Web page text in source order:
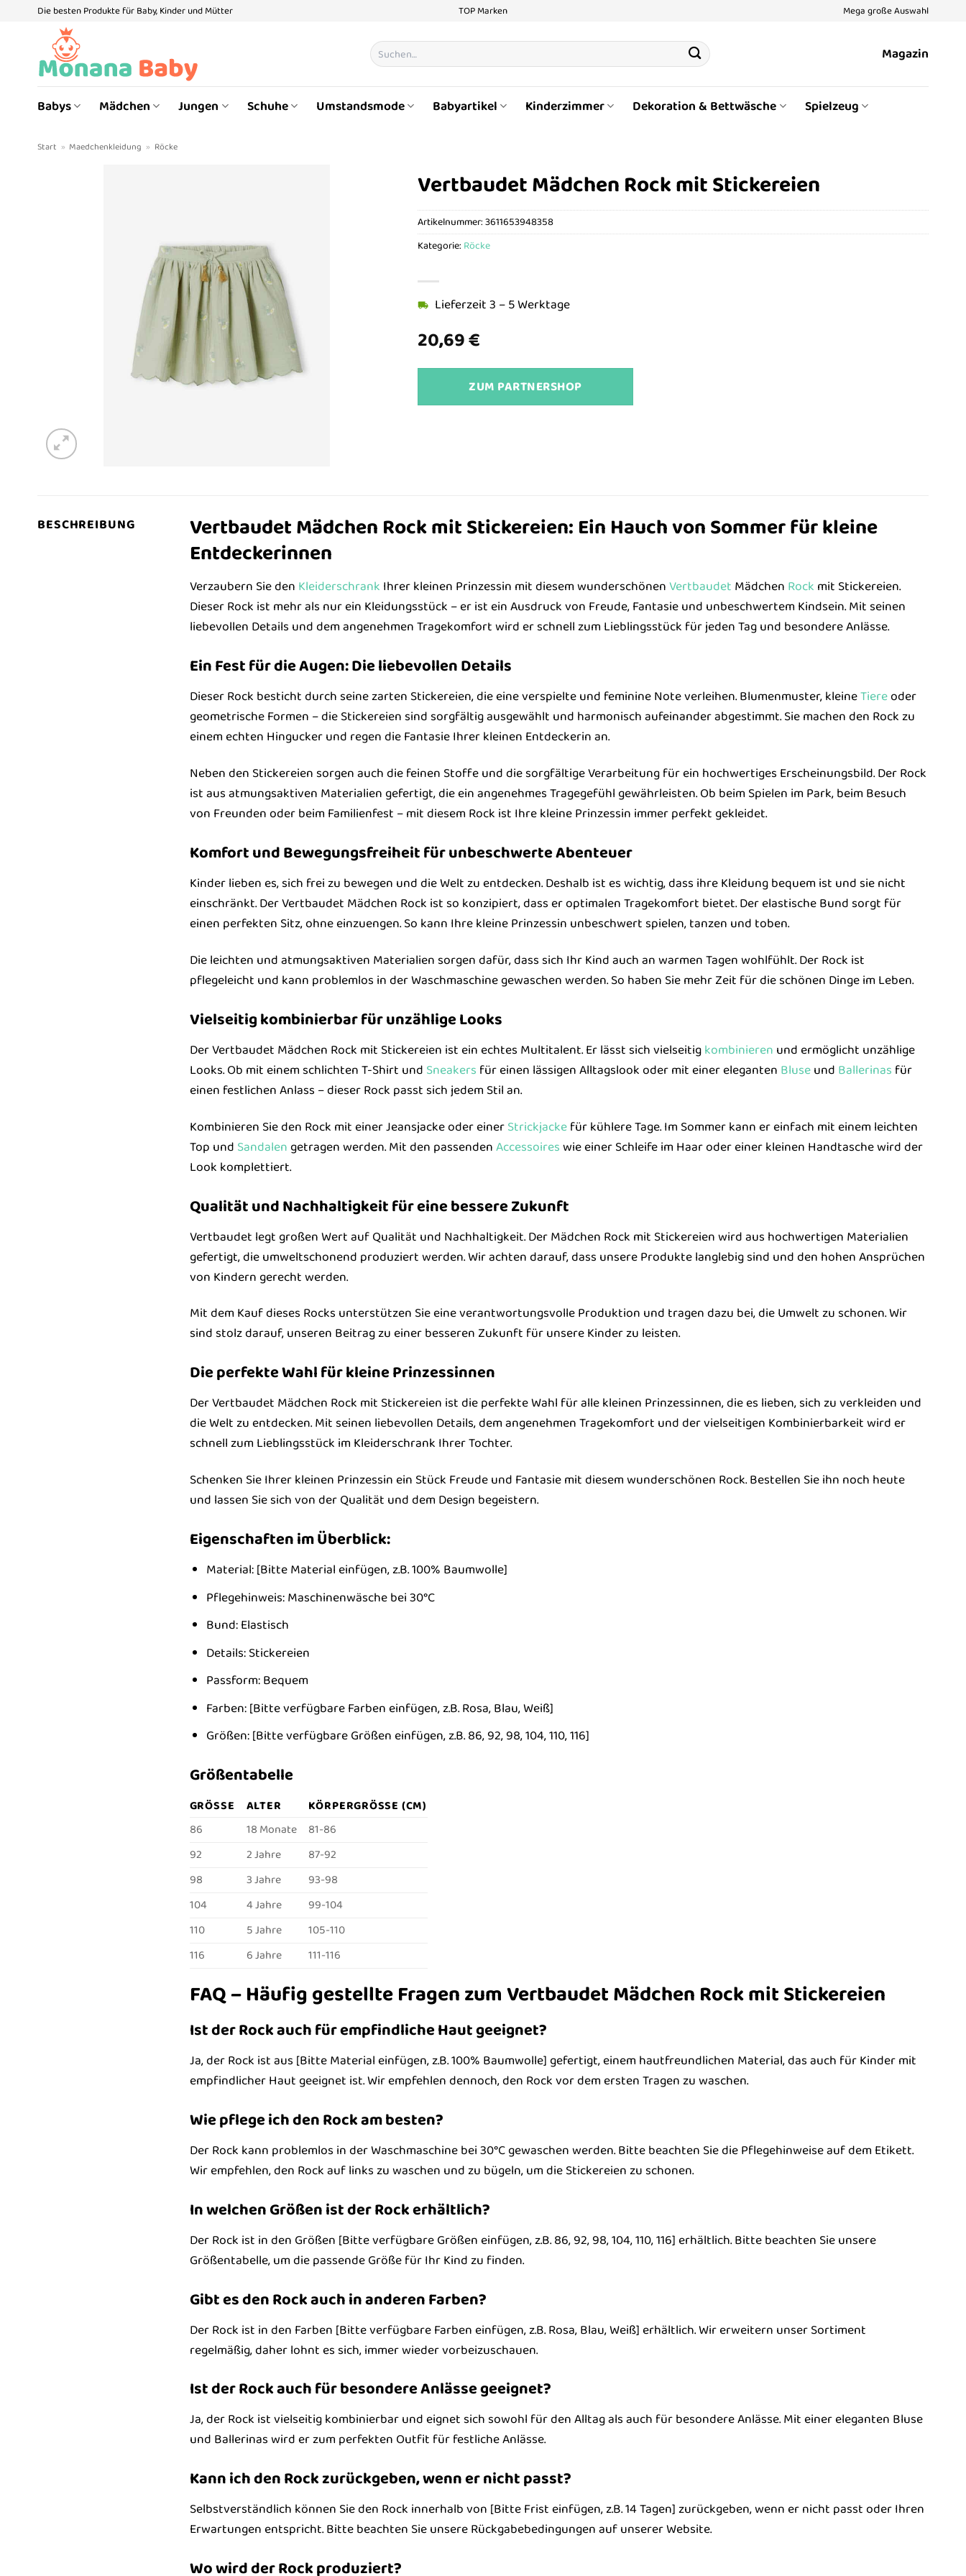
Die besten Produkte für Baby, Kinder und Mütter TOP Marken Mega große Auswahl
Suchen
nach:
Magazin
Babys Mädchen Jungen Schuhe Umstandsmode Babyartikel Kinderzimmer Dekoration & Bettwäsche Spielzeug
Start » Maedchenkleidung » Röcke
Vertbaudet Mädchen Rock mit Stickereien
20,69€
Lieferzeit 3 – 5 Werktage
ZUM PARTNERSHOP
Artikelnummer:3611653948358
Kategorie: Röcke
BESCHREIBUNG
Vertbaudet Mädchen Rock mit Stickereien: Ein Hauch von Sommer für kleine
Entdeckerinnen
Verzaubern Sie den Kleiderschrank Ihrer kleinen Prinzessin mit diesem wunderschönenVertbaudet Mädchen Rock mit Stickereien.
Dieser Rock ist mehr als nur ein Kleidungsstück – er ist ein Ausdruck von Freude, Fantasie und unbeschwertem Kindsein. Mit seinen
liebevollen Details und dem angenehmen Tragekomfort wird er schnell zum Lieblingsstück für jeden Tag und besondere Anlässe.
Ein Fest für die Augen: Die liebevollen Details
Dieser Rock besticht durch seine zarten Stickereien, die eine verspielte und feminine Note verleihen. Blumenmuster, kleineTiereoder
geometrische Formen – die Stickereien sind sorgfältig ausgewählt und harmonisch aufeinander abgestimmt. Sie machen den Rock zu
einem echten Hingucker und regen die Fantasie Ihrer kleinen Entdeckerin an.
Neben den Stickereien sorgen auch die feinen Stoffe und die sorgfältige Verarbeitung für ein hochwertiges Erscheinungsbild. Der Rock
ist aus atmungsaktiven Materialien gefertigt, die ein angenehmes Tragegefühl gewährleisten. Ob beim Spielen im Park, beim Besuch
von Freunden oder beim Familienfest – mit diesem Rock ist Ihre kleine Prinzessin immer perfekt gekleidet.
Komfort und Bewegungsfreiheit für unbeschwerte Abenteuer
Kinder lieben es, sich frei zu bewegen und die Welt zu entdecken. Deshalb ist es wichtig, dass ihre Kleidung bequem ist und sie nicht
einschränkt. Der Vertbaudet Mädchen Rock ist so konzipiert, dass er optimalen Tragekomfort bietet. Der elastische Bund sorgt für
einen perfekten Sitz, ohne einzuengen. So kann Ihre kleine Prinzessin unbeschwert spielen, tanzen und toben.
Die leichten und atmungsaktiven Materialien sorgen dafür, dass sich Ihr Kind auch an warmen Tagen wohlfühlt. Der Rock ist
pflegeleicht und kann problemlos in der Waschmaschine gewaschen werden. So haben Sie mehr Zeit für die schönen Dinge im Leben.
Vielseitig kombinierbar für unzählige Looks
Der Vertbaudet Mädchen Rock mit Stickereien ist ein echtes Multitalent. Er lässt sich vielseitigkombinieren und ermöglicht unzählige
Looks. Ob mit einem schlichten T-Shirt und Sneakers für einen lässigen Alltagslook oder mit einer eleganten Bluseund Ballerinas für
einen festlichen Anlass – dieser Rock passt sich jedem Stil an.
Kombinieren Sie den Rock mit einer Jeansjacke oder einerStrickjackefür kühlere Tage. Im Sommer kann er einfach mit einem leichten
Top und Sandalen getragen werden. Mit den passendenAccessoireswie einer Schleife im Haar oder einer kleinen Handtasche wird der
Look komplettiert.
Qualität und Nachhaltigkeit für eine bessere Zukunft
Vertbaudet legt großen Wert auf Qualität und Nachhaltigkeit. Der Mädchen Rock mit Stickereien wird aus hochwertigen Materialien
gefertigt, die umweltschonend produziert werden. Wir achten darauf, dass unsere Produkte langlebig sind und den hohen Ansprüchen
von Kindern gerecht werden.
Mit dem Kauf dieses Rocks unterstützen Sie eine verantwortungsvolle Produktion und tragen dazu bei, die Umwelt zu schonen. Wir
sind stolz darauf, unseren Beitrag zu einer besseren Zukunft für unsere Kinder zu leisten.
Die perfekte Wahl für kleine Prinzessinnen
Der Vertbaudet Mädchen Rock mit Stickereien ist die perfekte Wahl für alle kleinen Prinzessinnen, die es lieben, sich zu verkleiden und
die Welt zu entdecken. Mit seinen liebevollen Details, dem angenehmen Tragekomfort und der vielseitigen Kombinierbarkeit wird er
schnell zum Lieblingsstück im Kleiderschrank Ihrer Tochter.
Schenken Sie Ihrer kleinen Prinzessin ein Stück Freude und Fantasie mit diesem wunderschönen Rock. Bestellen Sie ihn noch heute
und lassen Sie sich von der Qualität und dem Design begeistern.
Eigenschaften im Überblick:
Material: [Bitte Material einfügen, z.B. 100% Baumwolle]
Pflegehinweis: Maschinenwäsche bei 30°C
Bund: Elastisch
Details: Stickereien
Passform: Bequem
Farben: [Bitte verfügbare Farben einfügen, z.B. Rosa, Blau, Weiß]
Größen: [Bitte verfügbare Größen einfügen, z.B. 86, 92, 98, 104, 110, 116]
Größentabelle
GRÖSSE ALTER
KÖRPERGRÖSSE (CM)
86
18 Monate
81-86
92
2 Jahre
87-92
98
3 Jahre
93-98
104
4 Jahre
99-104
110
5 Jahre
105-110
116
6 Jahre 111-116
FAQ – Häufig gestellte Fragen zum Vertbaudet Mädchen Rock mit Stickereien
Ist der Rock auch für empfindliche Haut geeignet?
Ja, der Rock ist aus [Bitte Material einfügen, z.B. 100% Baumwolle] gefertigt, einem hautfreundlichen Material, das auch für Kinder mit
empfindlicher Haut geeignet ist. Wir empfehlen dennoch, den Rock vor dem ersten Tragen zu waschen.
Wie pflege ich den Rock am besten?
Der Rock kann problemlos in der Waschmaschine bei 30°C gewaschen werden. Bitte beachten Sie die Pflegehinweise auf dem Etikett.
Wir empfehlen, den Rock auf links zu waschen und zu bügeln, um die Stickereien zu schonen.
In welchen Größen ist der Rock erhältlich?
Der Rock ist in den Größen [Bitte verfügbare Größen einfügen, z.B. 86, 92, 98, 104, 110, 116] erhältlich. Bitte beachten Sie unsere
Größentabelle, um die passende Größe für Ihr Kind zu finden.
Gibt es den Rock auch in anderen Farben?
Der Rock ist in den Farben [Bitte verfügbare Farben einfügen, z.B. Rosa, Blau, Weiß] erhältlich. Wir erweitern unser Sortiment
regelmäßig, daher lohnt es sich, immer wieder vorbeizuschauen.
Ist der Rock auch für besondere Anlässe geeignet?
Ja, der Rock ist vielseitig kombinierbar und eignet sich sowohl für den Alltag als auch für besondere Anlässe. Mit einer eleganten Bluse
und Ballerinas wird er zum perfekten Outfit für festliche Anlässe.
Kann ich den Rock zurückgeben, wenn er nicht passt?
Selbstverständlich können Sie den Rock innerhalb von [Bitte Frist einfügen, z.B. 14 Tagen] zurückgeben, wenn er nicht passt oder Ihren
Erwartungen entspricht. Bitte beachten Sie unsere Rückgabebedingungen auf unserer Website.
Wo wird der Rock produziert?